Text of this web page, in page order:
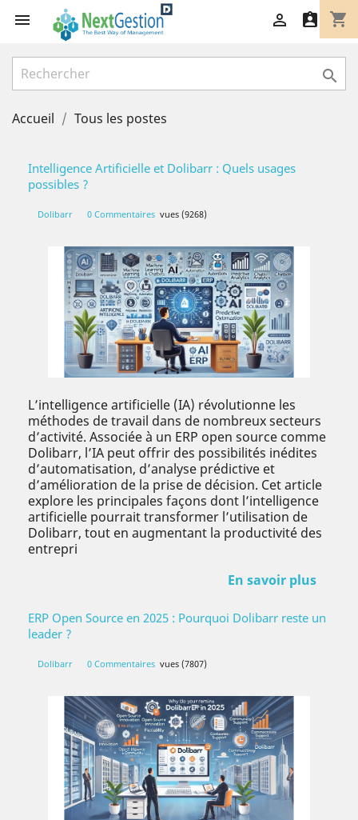
 shopping_cart
 

Accueil Tous les postes
Intelligence Artificielle et Dolibarr : Quels usages
possibles ?
Dolibarr 0 Commentaires vues (9268)
L’intelligence artificielle (IA) révolutionne les
méthodes de travail dans de nombreux secteurs
d’activité. Associée à un ERP open source comme
Dolibarr, l’IA peut offrir des possibilités inédites
d’automatisation, d’analyse prédictive et
d’amélioration de la prise de décision. Cet article
explore les principales façons dont l’intelligence
artificielle pourrait transformer l’utilisation de
Dolibarr, tout en augmentant la productivité des
entrepri
En savoir plus
ERP Open Source en 2025 : Pourquoi Dolibarr reste un
leader ?
Dolibarr 0 Commentaires vues (7807)